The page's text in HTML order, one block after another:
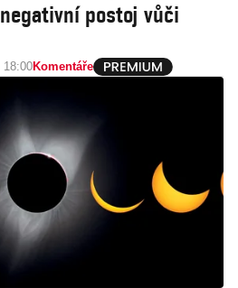
postoj vůči
18:00Komentáře